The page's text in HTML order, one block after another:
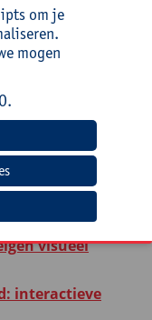
basis van
GitHub en
de basis van
visueel
interactieve
om je
mogen